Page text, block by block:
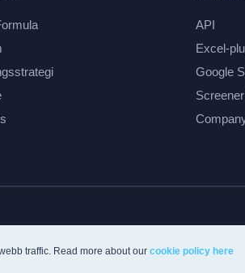
traffic. Read more about our cookie policy here
API
Excel-
Google